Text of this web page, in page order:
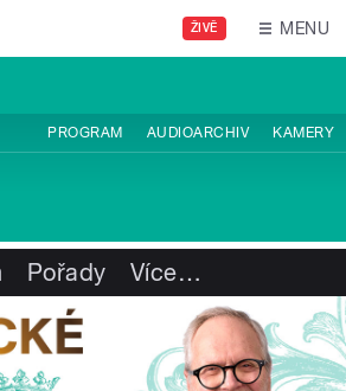
ŽIVĚ MENU
PROGRAM AUDIOARCHIV KAMERY
Pořady Více…